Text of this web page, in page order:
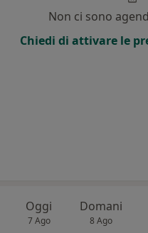
Non ci sono
Chiedi di attivare le
Oggi
7 Ago
Domani
8 Ago